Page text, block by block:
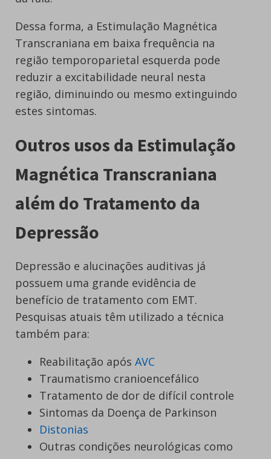
Dessa forma, a Estimulação Magnética
Transcraniana em baixa frequência na
região temporoparietal esquerda pode
reduzir a excitabilidade neural nesta
região, diminuindo ou mesmo extinguindo
estes sintomas.
Outros usos da Estimulação
Magnética Transcraniana
além do Tratamento da
Depressão
Depressão e alucinações auditivas já
possuem uma grande evidência de
benefício de tratamento com EMT.
Pesquisas atuais têm utilizado a técnica
também para:
Reabilitação após AVC
Traumatismo cranioencefálico
Tratamento de dor de difícil controle
Sintomas da Doença de Parkinson
Distonias
Outras condições neurológicas como